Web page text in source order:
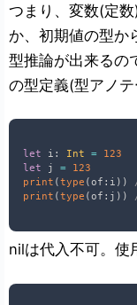
つまり、変数(定
か、初期値の型か
型推論が出来るの
の型定義(型アノテ
let i : Int =
123
let j =
123
print ( type ( of : i ) )
print ( type ( of : j ) )
nilは代入不可。使